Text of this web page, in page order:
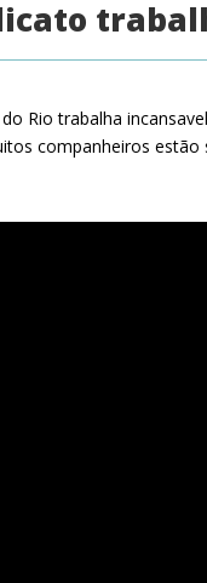
Rio trabalha
companheiros